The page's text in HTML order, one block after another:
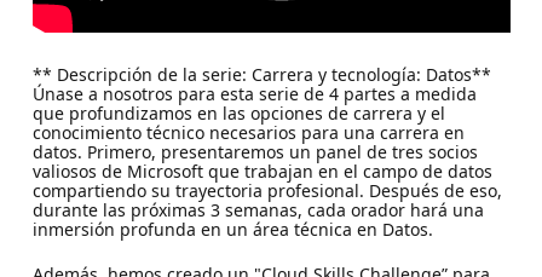
** Descripción de la serie: Carrera y tecnología: Datos**
Únase a nosotros para esta serie de 4 partes a medida
que profundizamos en las opciones de carrera y el
conocimiento técnico necesarios para una carrera en
datos. Primero, presentaremos un panel de tres socios
valiosos de Microsoft que trabajan en el campo de datos
compartiendo su trayectoria profesional. Después de eso,
durante las próximas 3 semanas, cada orador hará una
inmersión profunda en un área técnica en Datos.